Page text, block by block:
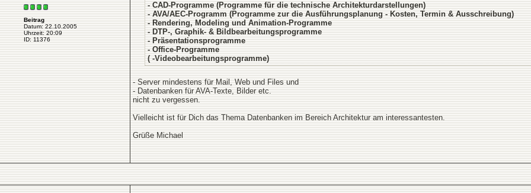
Beitrag
Datum: 22.10.2005
Uhrzeit: 20:09
ID: 11376
- CAD-Programme (Programme für die technische Architekturdarstellungen)
- AVA/AEC-Programm (Programme zur die Ausführungsplanung - Kosten, Termin & Ausschreibung)
- Rendering, Modeling und Animation-Programme
- DTP-, Graphik- & Bildbearbeitungsprogramme
- Präsentationsprogramme
- Office-Programme
( -Videobearbeitungsprogramme)
- Server mindestens für Mail, Web und Files und
- Datenbanken für AVA-Texte, Bilder etc.
nicht zu vergessen.
Vielleicht ist für Dich das Thema Datenbanken im Bereich Architektur am interessantesten.
Grüße Michael